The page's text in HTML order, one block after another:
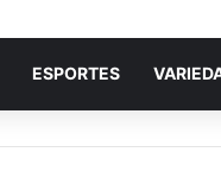
ESPORTES